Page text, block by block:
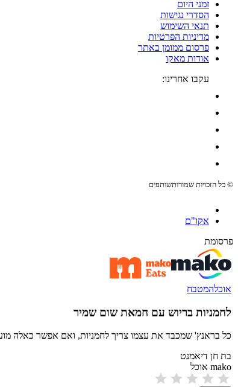
זמני היום
הסדרי נגישות
תנאי השימוש
מדיניות הפרטיות
פרסום ממומן באתר
אודות מאקו
עקבו אחרינו:
© כל הזכויות שמורותשותפים
אקו"ם
פרסומת
אוכלהמטבח
לחמניות בריוש עם חמאת שום שמיר
כל בראנץ' שמכבד את עצמו צריך לחמניות, ואם אפשר כאלה
בת חן דיאמנט
mako אוכל